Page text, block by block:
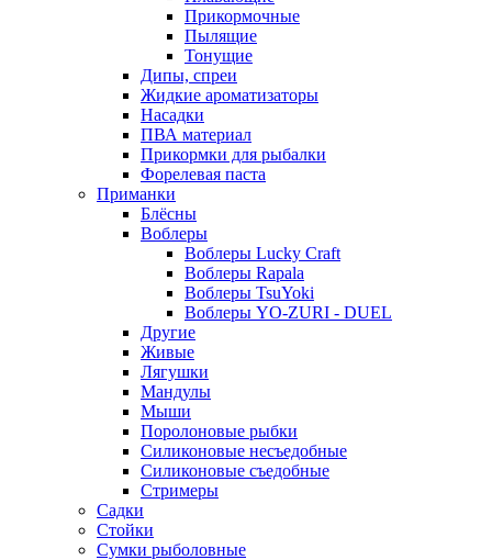
Прикормочные
Пылящие
Тонущие
Дипы, спреи
Жидкие ароматизаторы
Насадки
ПВА материал
Прикормки для рыбалки
Форелевая паста
Приманки
Блёсны
Воблеры
Воблеры Lucky Craft
Воблеры Rapala
Воблеры TsuYoki
Воблеры YO-ZURI - DUEL
Другие
Живые
Лягушки
Мандулы
Мыши
Поролоновые рыбки
Силиконовые несъедобные
Силиконовые съедобные
Стримеры
Садки
Стойки
Сумки рыболовные